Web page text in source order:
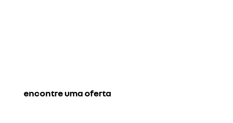
encontre uma oferta